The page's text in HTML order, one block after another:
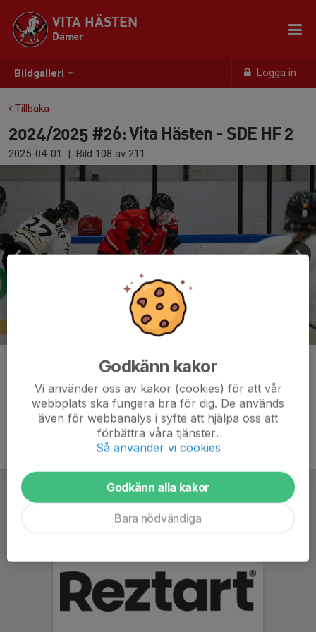
Bildgalleri Logga in
VITA HÄSTEN
Damer
Tillbaka
2024/2025 #26: Vita Hästen - SDE HF 2
2025-04-01 | Bild 108 av 211
Godkänn kakor
Vi använder oss av kakor (cookies) för att vår
webbplats ska fungera bra för dig. De används
även för webbanalys i syfte att hjälpa oss att
förbättra våra tjänster.
Så använder vi cookies
Godkänn alla kakor
Bara nödvändiga